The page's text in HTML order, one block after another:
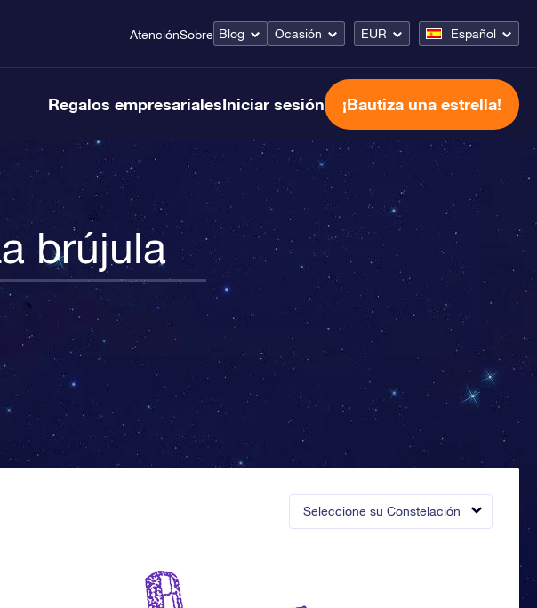
AtenciónSobre Blog Ocasión EUR Español
Regalos empresarialesIniciar sesión ¡Bautiza una estrella!
brújula
Seleccione su Constelación